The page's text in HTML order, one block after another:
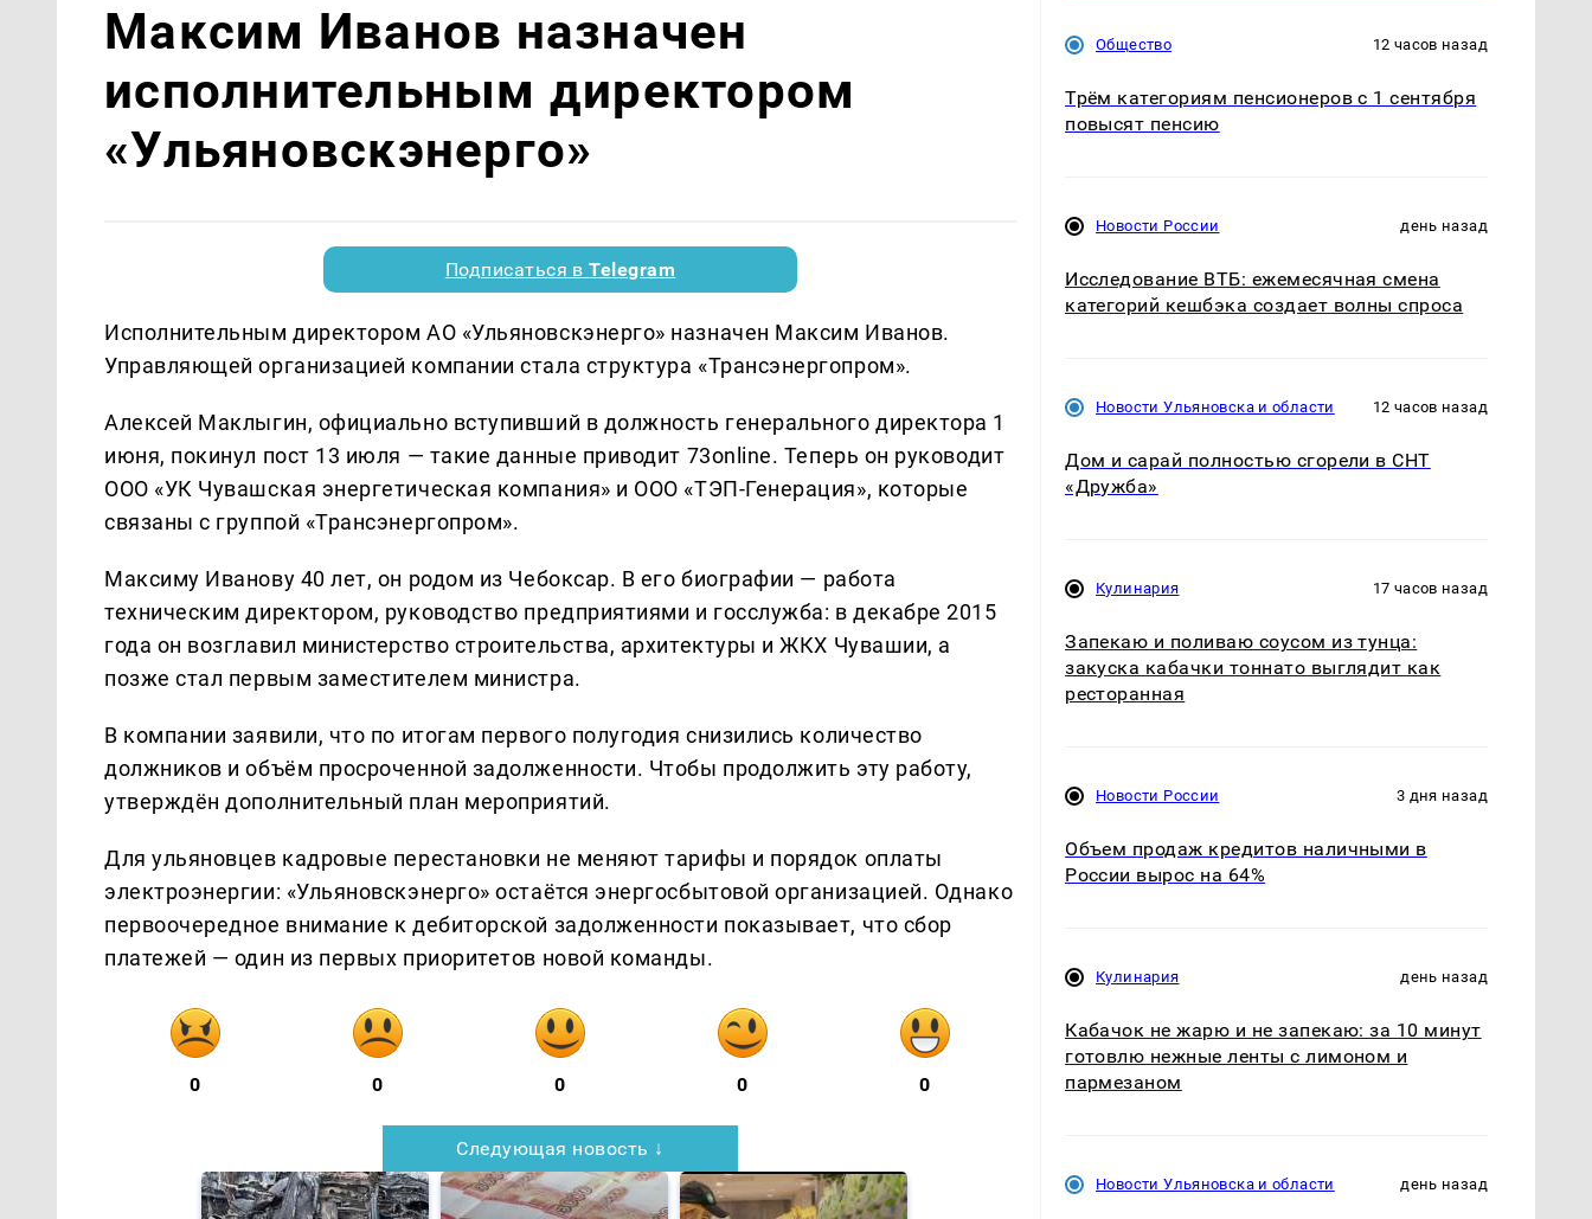
Максим Иванов назначен
исполнительным директором
«Ульяновскэнерго»
Подписаться вTelegram
Исполнительным директором АО «Ульяновскэнерго» назначен Максим Иванов.
Управляющей организацией компании стала структура «Трансэнергопром».
Алексей Маклыгин, официально вступивший в должность генерального директора 1
июня, покинул пост 13 июля — такие данные приводит 73online. Теперь он руководит
ООО «УК Чувашская энергетическая компания» и ООО «ТЭП-Генерация», которые
связаны с группой «Трансэнергопром».
Максиму Иванову 40 лет, он родом из Чебоксар. В его биографии — работа
техническим директором, руководство предприятиями и госслужба: в декабре 2015
года он возглавил министерство строительства, архитектуры и ЖКХ Чувашии, а
позже стал первым заместителем министра.
В компании заявили, что по итогам первого полугодия снизились количество
должников и объём просроченной задолженности. Чтобы продолжить эту работу,
утверждён дополнительный план мероприятий.
Для ульяновцев кадровые перестановки не меняют тарифы и порядок оплаты
электроэнергии: «Ульяновскэнерго» остаётся энергосбытовой организацией. Однако
первоочередное внимание к дебиторской задолженности показывает, что сбор
платежей — один из первых приоритетов новой команды.
0 0 0 0 0
Следующая новость ↓
Общество 12 часов назад
Трём категориям пенсионеров с 1 сентября
повысят пенсию
Новости России день назад
Исследование ВТБ: ежемесячная смена
категорий кешбэка создает волны спроса
Новости Ульяновска и области 12 часов назад
Дом и сарай полностью сгорели в СНТ
«Дружба»
Кулинария 17 часов назад
Запекаю и поливаю соусом из тунца:
закуска кабачки тоннато выглядит как
ресторанная
Новости России 3 дня назад
Объем продаж кредитов наличными в
России вырос на 64%
Кулинария день назад
Кабачок не жарю и не запекаю: за 10 минут
готовлю нежные ленты с лимоном и
пармезаном
Новости Ульяновска и области день назад